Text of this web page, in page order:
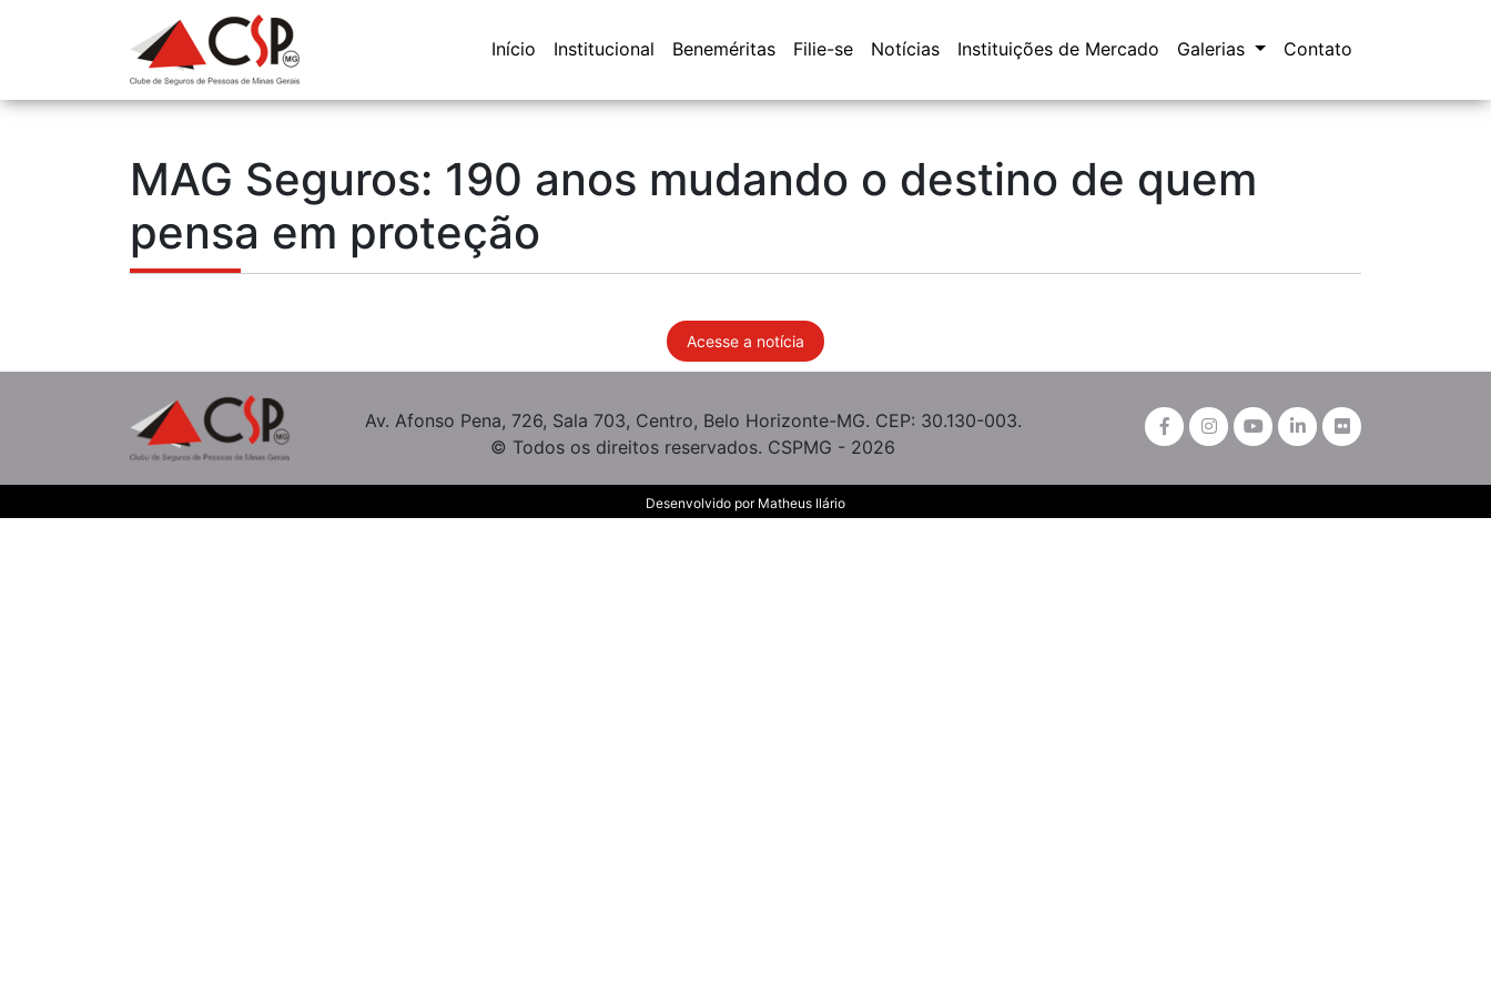
Início Institucional Beneméritas Filie-se Notícias Instituições de Mercado Galerias Contato
MAG Seguros: 190 anos mudando o destino de quem
pensa em proteção
Acesse a notícia
Av. Afonso Pena, 726, Sala 703, Centro, Belo Horizonte-MG. CEP: 30.130-003.
© Todos os direitos reservados. CSPMG - 2026
Desenvolvido por Matheus Ilário